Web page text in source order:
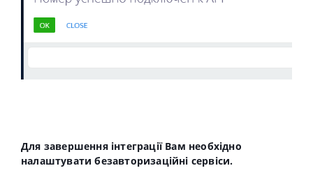
Для завершення інтеграції Вам необхідно
налаштувати безавторизаційні сервіси.